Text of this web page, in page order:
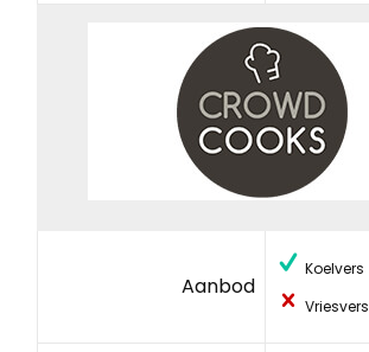
Aanbod
Koelvers
Vriesvers